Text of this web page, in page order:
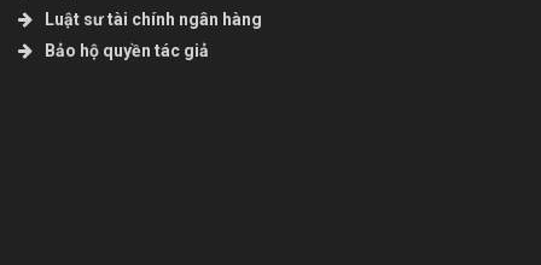
Luật sư tài chính ngân hàng
Bảo hộ quyền tác giả